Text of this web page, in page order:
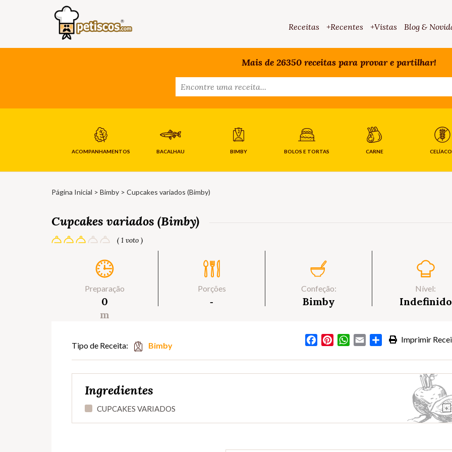
Receitas +Recentes +Vistas Blog &
Mais de 26350 receitas para provar e partilhar!
ACOMPANHAMENTOS BACALHAU BIMBY BOLOS E TORTAS CARNE
Página Inicial > Bimby > Cupcakes variados (Bimby)
Cupcakes variados (Bimby)
( 1 voto )
Preparação
0
m
Porções
‐
Confeção:
Bimby
Nível:
Indefinido
Imprimir
FacebookPinterestWhatsApp
Email Partilhar
Tipo de Receita: Bimby
Ingredientes
+
CUPCAKES VARIADOS